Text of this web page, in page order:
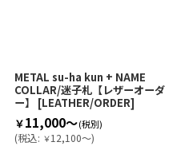
METAL su-ha kun + NAME
COLLAR/迷子札【レザーオーダ
ー】
[LEATHER/ORDER]
￥11,000～(税別)
(税込: ￥12,100～)